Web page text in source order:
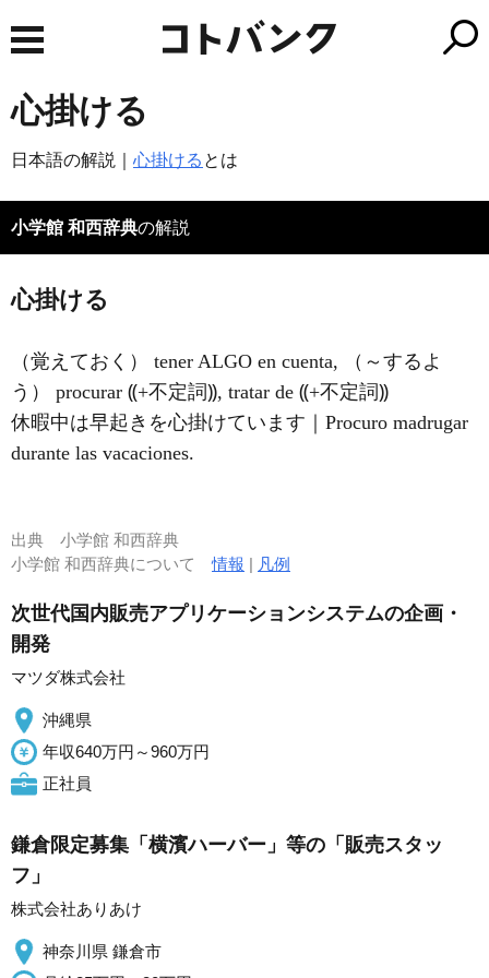
心掛ける
日本語の解説｜ 心掛ける とは
小学館 和西辞典の解説
心掛ける
（覚えておく） tener ALGO en cuenta, （～するよ
う） procurar ⸨+不定詞⸩, tratar de ⸨+不定詞⸩
休暇中は早起きを心掛けています｜Procuro madrugar
durante las vacaciones.
出典 小学館 和西辞典
小学館 和西辞典について情報 | 凡例
次世代国内販売アプリケーションシステムの企画・
開発
マツダ株式会社
沖縄県
年収640万円～960万円
正社員
鎌倉限定募集「横濱ハーバー」等の「販売スタッ
フ」
株式会社ありあけ
神奈川県 鎌倉市